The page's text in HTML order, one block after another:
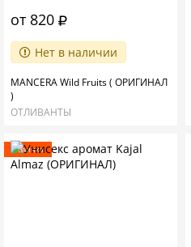
от 820
Нет в наличии
MANCERA Wild Fruits ( ОРИГИНАЛ
)
ОТЛИВАНТЫ
Новинка